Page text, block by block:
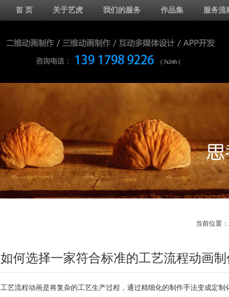
首 页 关于艺虎 我们的服务 作品集 服务流
当前位置：
如何选择一家符合标准的工艺流程动画
工艺流程动画是将复杂的工艺生产过程，通过精细化的制作手法变成定